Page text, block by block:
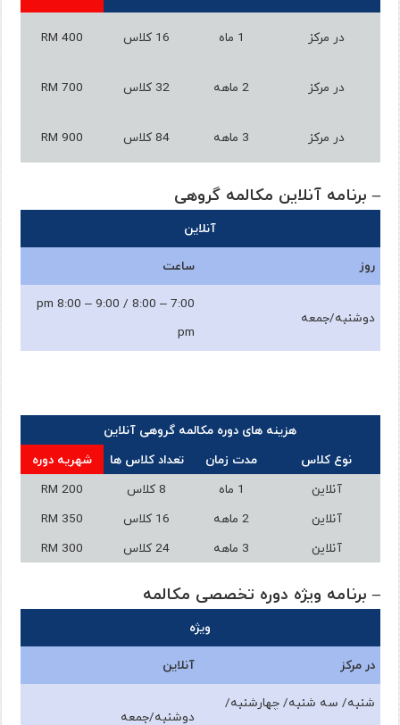
در مرکز 1 ماه 16 کلاس RM 400
در مرکز 2 ماهه 32 کلاس RM 700
در مرکز 3 ماهه 84 کلاس RM 900
– برنامه آنلاین مکالمه گروهی
آنلاین
روز
ساعت
دوشنبه/جمعه
7:00 – 8:00 pm 8:00 – 9:00 /
pm
هزینه های دوره مکالمه گروهی آنلاین
نوع کلاس
مدت زمان تعداد کلاس ها
شهریه دوره
آنلاین
1 ماه 8 کلاس
RM 200
آنلاین
2 ماهه 16 کلاس
RM 350
آنلاین
3 ماهه 24 کلاس RM 300
– برنامه ویژه دوره تخصصی مکالمه
ویژه
در مرکز
آنلاین
شنبه/ سه شنبه/ چهارشنبه/
دوشنبه/جمعه